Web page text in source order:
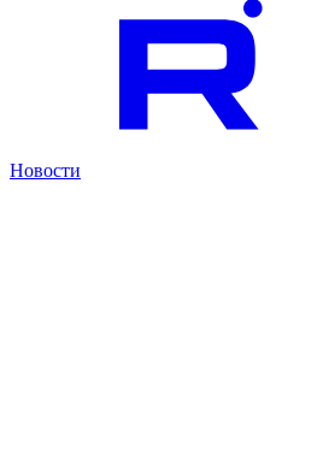
Новости